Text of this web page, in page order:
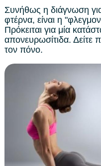
Συνήθως η διάγνωση
φτέρνα, είναι η
Πρόκειται για μία
απονευρωσίτιδα. Δείτε
τον πόνο.